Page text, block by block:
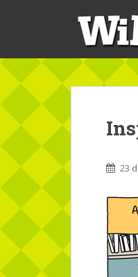
p
m
n
o
e
23